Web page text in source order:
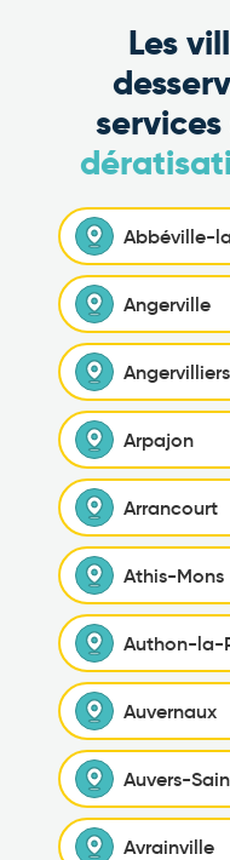
Les
Abbéville-
Angerville
Angervilliers
Arpajon
Arrancourt
Athis-Mons
Authon-la-
Auvernaux
Auvers-
Avrainville